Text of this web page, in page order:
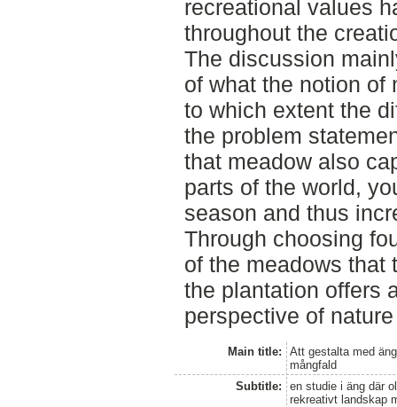
recreational values
throughout the
The discussion
of what the notion of
to which extent the
the problem
that meadow also
parts of the world,
season and thus
Through choosing
of the meadows that
the plantation offers
perspective of
Main title:
Att gestalta med
mångfald
Subtitle:
en studie i äng där
rekreativt landskap